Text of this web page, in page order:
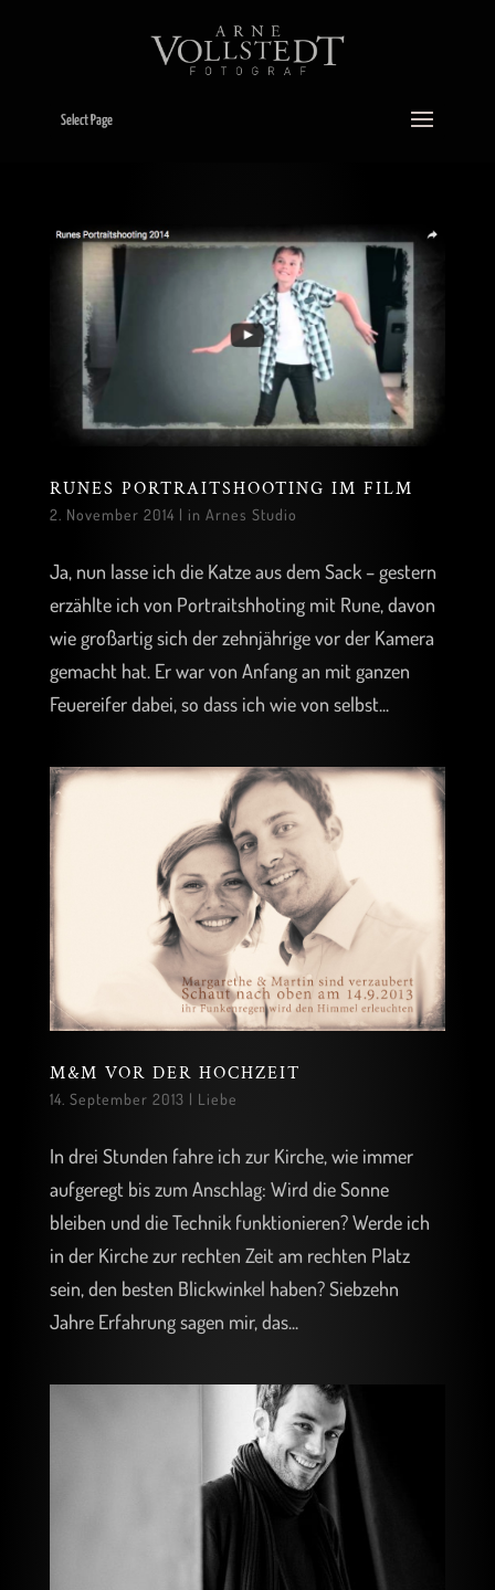
Select Page
RUNES PORTRAITSHOOTING IM FILM
2. November 2014 | in Arnes Studio
Ja, nun lasse ich die Katze aus dem Sack – gestern
erzählte ich von Portraitshhoting mit Rune, davon
wie großartig sich der zehnjährige vor der Kamera
gemacht hat. Er war von Anfang an mit ganzen
Feuereifer dabei, so dass ich wie von selbst...
M&M VOR DER HOCHZEIT
14. September 2013 | Liebe
In drei Stunden fahre ich zur Kirche, wie immer
aufgeregt bis zum Anschlag: Wird die Sonne
bleiben und die Technik funktionieren? Werde ich
in der Kirche zur rechten Zeit am rechten Platz
sein, den besten Blickwinkel haben? Siebzehn
Jahre Erfahrung sagen mir, das...